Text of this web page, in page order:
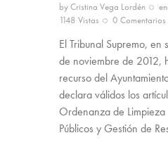
byCristina Vega Lordén
1148 Vistas 0 Comentarios
El Tribunal Supremo, en
de noviembre de 2012,
recurso del
declara válidos los
Ordenanza de Limpieza
Públicos y Gestión de